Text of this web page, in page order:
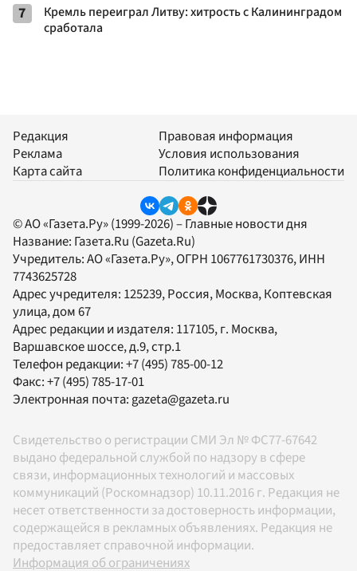
7
Кремль переиграл Литву: хитрость с Калининградом
сработала
Редакция
Реклама
Карта сайта
Правовая информация
Условия использования
Политика конфиденциальности
© АО «Газета.Ру» (1999-2026) – Главные новости дня
Название: Газета.Ru (Gazeta.Ru)
Учредитель:АО «Газета.Ру», ОГРН 1067761730376, ИНН
7743625728
Адрес учредителя: 125239, Россия, Москва, Коптевская
улица, дом 67
Адрес редакции и издателя: 117105, г. Москва,
Варшавское шоссе, д.9, стр.1
Телефон редакции:+7 (495) 785-00-12
Факс:+7 (495) 785-17-01
Электронная почта: gazeta@gazeta.ru
Свидетельство о регистрации СМИ Эл № ФС77-67642
выдано федеральной службой по надзору в сфере
связи, информационных технологий и массовых
коммуникаций (Роскомнадзор) 10.11.2016 г. Редакция не
несет ответственности за достоверность информации,
содержащейся в рекламных объявлениях. Редакция не
предоставляет справочной информации.
Информация об ограничениях